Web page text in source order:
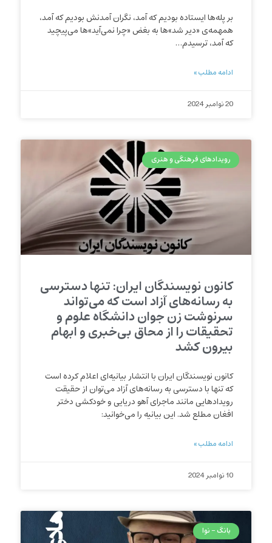
بر پله‌ها ایستاده بودیم که آمد، نگران آمدنش بودیم که آمد،
همهمه‌ی «دیر شد»ها به بغض «چرا نمی‌آید»ها می‌پیچید
که آمد، ترسیدم…
ادامه مطلب »
20 نوامبر 2024
رویدادهای فرهنگی و هنری
کانون نویسندگان ایران: تنها دسترسی
به رسانه‌های آزاد است که می‌تواند
سرنوشت زن جوان دانشگاه علوم و
تحقیقات را از محاق بی‌خبری و ابهام
بیرون کشد
کانون نویسندگان ایران با انتشار بیانیه‌ای اعلام کرده است
که تنها با دسترسی به رسانه‌های آزاد می‌توان از حقیقت
رویدادهایی مانند ماجرای آهو دریایی و خودکشی دختر
افغان مطلع شد. این بیانیه را می‌خوانید:
ادامه مطلب »
10 نوامبر 2024
بانگ - نوا